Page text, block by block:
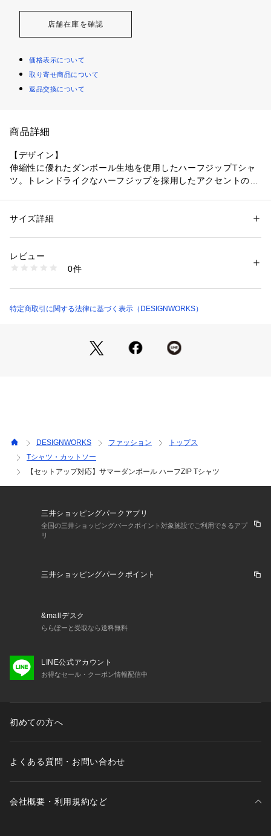
店舗在庫を確認
価格表示について
取り寄せ商品について
返品交換について
商品詳細
【デザイン】
伸縮性に優れたダンボール生地を使用したハーフジップTシャ
ツ。トレンドライクなハーフジップを採用したアクセントのあ
囲気に仕上がっています。
素材にはフラットな表面感で伸縮性に優れたライトダンボール
単品としてはもちろん、同素材を使用したショートパンツとの
ネイビー モデル：H186 B89 W71 H92 着用サイズ：48
ブラック モデル：H186 B84 W73 H95 着用サイズ：50
性別：メンズ
素材：ナイロン 55% レーヨン 40% ポリウレタン 5%
洗濯：手洗い可
※詳しい洗濯方法については、商品の品質表示タグをご覧ください
03460921003 （ショップ）
サイズ詳細
レビュー
0件
特定商取引に関する法律に基づく表示（DESIGNWORKS）
DESIGNWORKS ファッション
トップス
Tシャツ・カットソー
【セットアップ対応】サマーダンボール ハーフZIP Tシャツ
三井ショッピングパークアプリ
全国の三井ショッピングパークポイント対象施設でご利用できるアプ
リ
三井ショッピングパークポイント
&mallデスク
ららぽーと受取なら送料無料
LINE公式アカウント
お得なセール・クーポン情報配信中
初めての方へ
よくある質問・お問い合わせ
会社概要・利用規約など